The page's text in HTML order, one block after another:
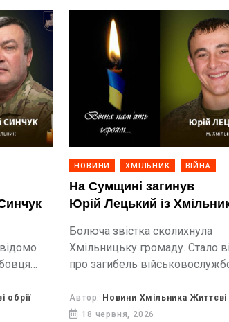
обрії
НОВИНИ ХМІЛЬНИК ВІЙНА
На Сумщині загинув
Юрій Лецький із
Болюча звістка сколихнула
Хмільницьку громаду. Стало
про загибель
вважався зниклим безвісти.
віддав своє життя за Україну
Автор: Новини Хмільника Життєві
18 червня, 2026